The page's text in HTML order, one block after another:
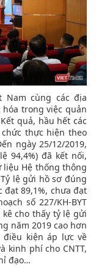
Nam cùng các địa
trong việc quản
quả, hầu hết các
thực hiện theo
ngày 25/12/2019,
94,4%) đã kết nối,
Hệ thống thông
lệ gửi hồ sơ đúng
89,1%, chưa đạt
số 227/KH-BYT
cho thấy tỷ lệ gửi
năm 2019 cao hơn
điều kiện áp lực về
kinh phí cho CNTT,
đạo…